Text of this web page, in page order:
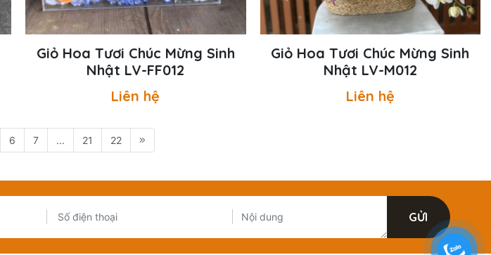
Giỏ Hoa Tươi Chúc Mừng Sinh
Nhật LV-FF012
Liên hệ
Giỏ Hoa Tươi Chúc Mừng Sinh
Nhật LV-M012
Liên hệ
6 7 ... 21 22